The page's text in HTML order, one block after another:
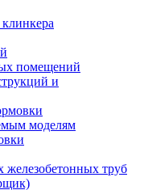
помещений
и
моделям
труб